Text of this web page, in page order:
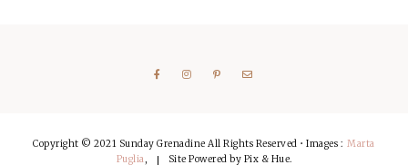
Copyright © 2021 Sunday Grenadine All Rights Reserved • Images :Marta
Puglia, Site Powered by Pix & Hue.